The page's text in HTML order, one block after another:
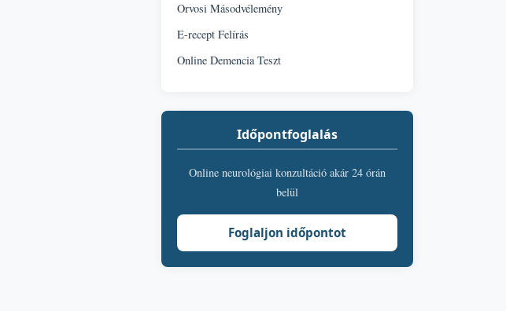
Orvosi Másodvélemény
E-recept Felírás
Online Demencia Teszt
Időpontfoglalás
Online neurológiai konzultáció akár 24 órán
belül
Foglaljon időpontot